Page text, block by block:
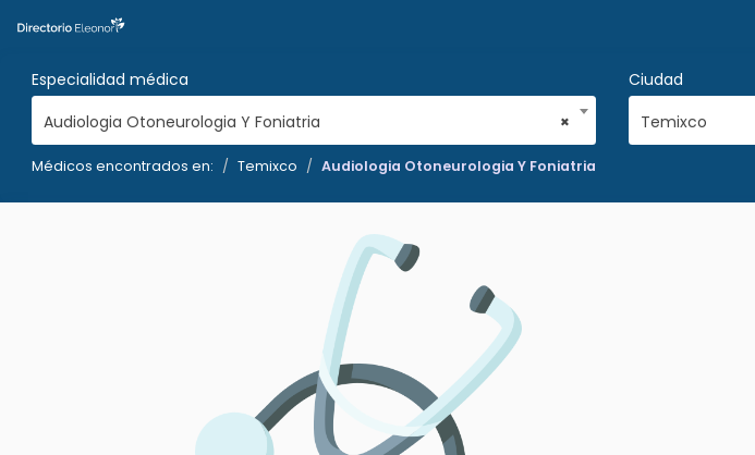
Especialidad médica
×
Audiologia Otoneurologia Y Foniatria
Ciudad
Temixco
Médicos encontrados en: Temixco Audiologia Otoneurologia Y Foniatria